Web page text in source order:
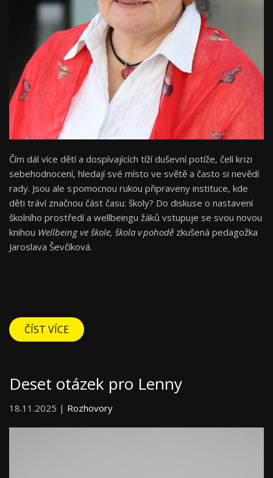
Čím dál více dětí a dospívajících tíží duševní potíže, čelí krizi
sebehodnocení, hledají své místo ve světě a často si nevědí
rady. Jsou ale s pomocnou rukou připraveny instituce, kde
děti tráví značnou část času: školy? Do diskuse o nastavení
školního prostředí a wellbeingu žáků vstupuje se svou novou
knihou Wellbeing ve škole, škola v pohodězkušená pedagožka
Jaroslava Ševčíková.
ČÍST VÍCE
Deset otázek pro Lenny
18.11.2025 | Rozhovory